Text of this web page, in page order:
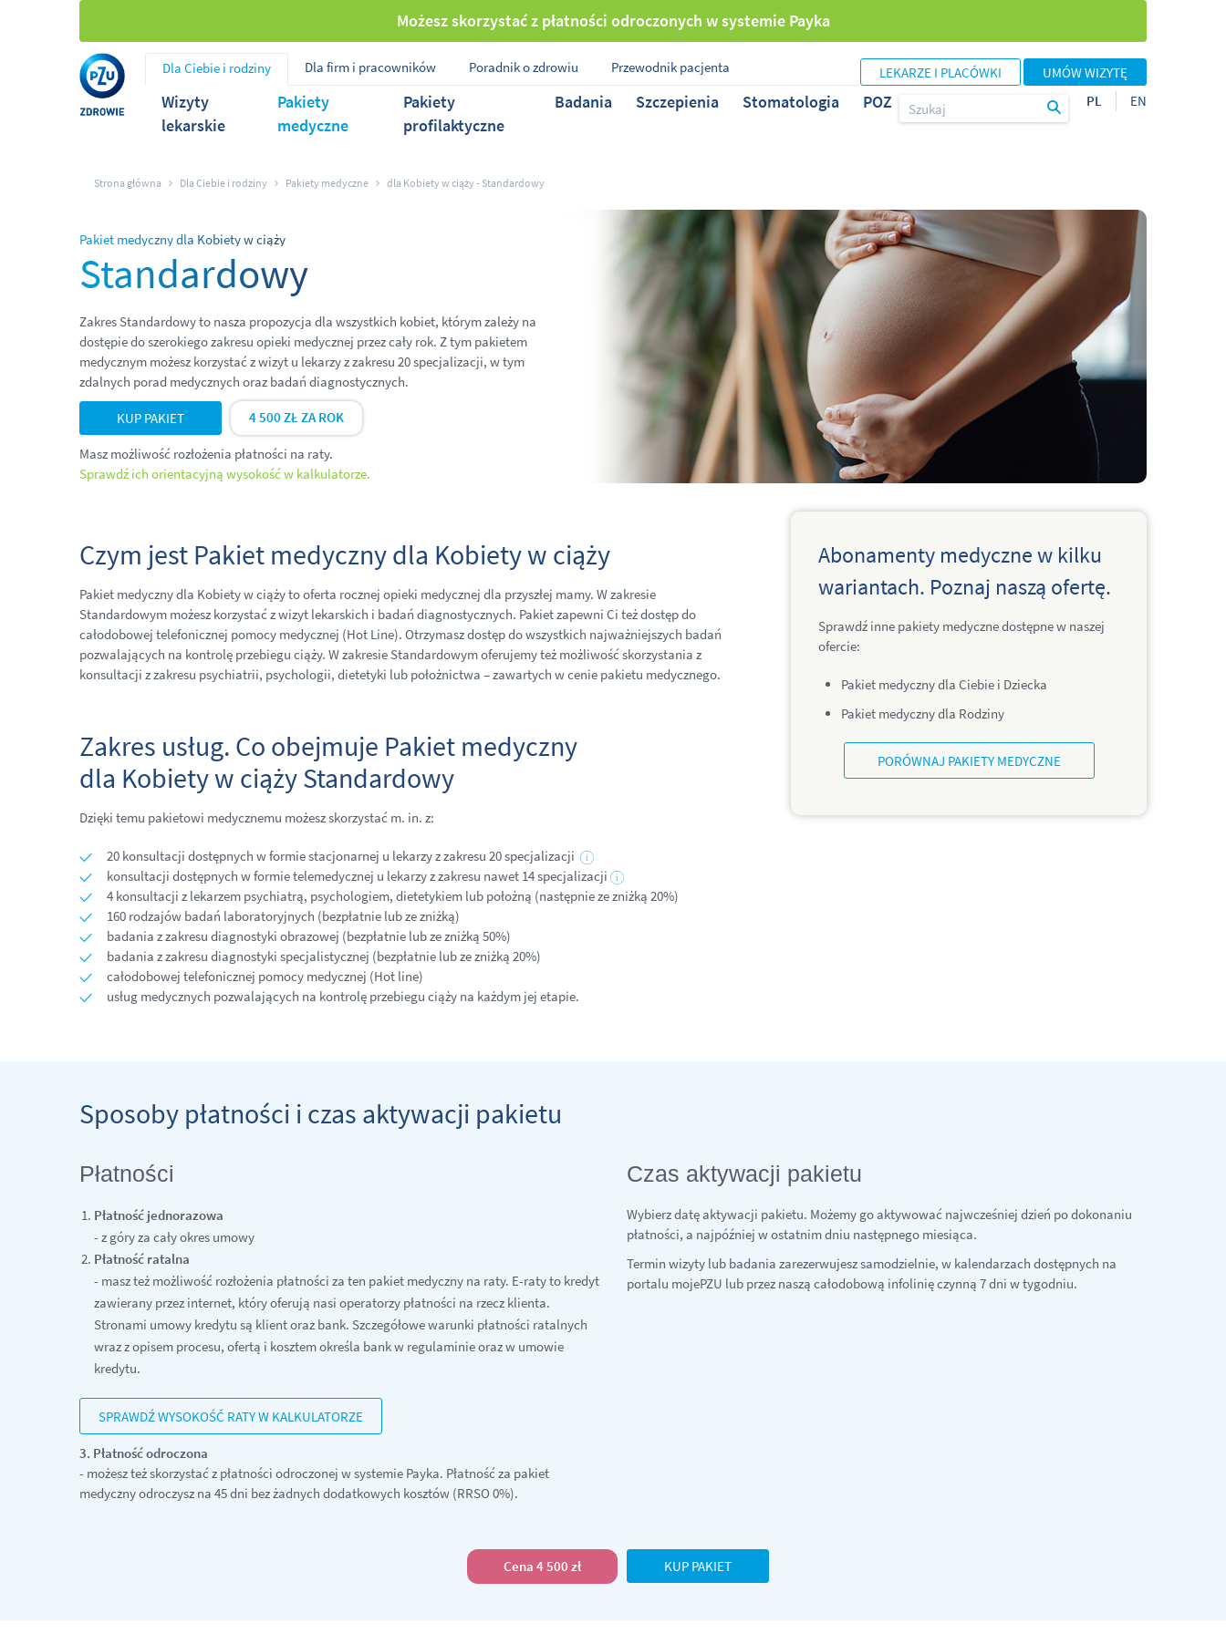
Możesz skorzystać z płatności odroczonych w systemie Payka
Dla Ciebie i rodziny Dla firm i pracowników Poradnik o zdrowiu Przewodnik pacjenta LEKARZE I PLACÓWKI UMÓW WIZYTĘ
Wizyty
lekarskie
Pakiety
medyczne
Pakiety
profilaktyczne
Badania Szczepienia Stomatologia POZ PL EN
Strona główna Dla Ciebie i rodziny Pakiety medyczne dla Kobiety w ciąży - Standardowy
Pakiet medyczny dla Kobiety w ciąży
Standardowy
Zakres Standardowy to nasza propozycja dla wszystkich kobiet, którym zależy na
dostępie do szerokiego zakresu opieki medycznej przez cały rok. Z tym pakietem
medycznym możesz korzystać z wizyt u lekarzy z zakresu 20 specjalizacji, w tym
zdalnych porad medycznych oraz badań diagnostycznych.
KUP PAKIET 4 500 ZŁ ZA ROK
Masz możliwość rozłożenia płatności na raty.
Sprawdź ich orientacyjną wysokość w kalkulatorze.
Czym jest Pakiet medyczny dla Kobiety w ciąży
Pakiet medyczny dla Kobiety w ciąży to oferta rocznej opieki medycznej dla przyszłej mamy. W zakresie
Standardowym możesz korzystać z wizyt lekarskich i badań diagnostycznych. Pakiet zapewni Ci też dostęp do
całodobowej telefonicznej pomocy medycznej (Hot Line). Otrzymasz dostęp do wszystkich najważniejszych badań
pozwalających na kontrolę przebiegu ciąży. W zakresie Standardowym oferujemy też możliwość skorzystania z
konsultacji z zakresu psychiatrii, psychologii, dietetyki lub położnictwa – zawartych w cenie pakietu medycznego.
Zakres usług. Co obejmuje Pakiet medyczny
dla Kobiety w ciąży Standardowy
Dzięki temu pakietowi medycznemu możesz skorzystać m. in. z:
20 konsultacji dostępnych w formie stacjonarnej u lekarzy z zakresu 20 specjalizacji
konsultacji dostępnych w formie telemedycznej u lekarzy z zakresu nawet 14 specjalizacji
4 konsultacji z lekarzem psychiatrą, psychologiem, dietetykiem lub położną (następnie ze zniżką 20%)
160 rodzajów badań laboratoryjnych (bezpłatnie lub ze zniżką)
badania z zakresu diagnostyki obrazowej (bezpłatnie lub ze zniżką 50%)
badania z zakresu diagnostyki specjalistycznej (bezpłatnie lub ze zniżką 20%)
całodobowej telefonicznej pomocy medycznej (Hot line)
usług medycznych pozwalających na kontrolę przebiegu ciąży na każdym jej etapie.
Abonamenty medyczne w kilku
wariantach. Poznaj naszą ofertę.
Sprawdź inne pakiety medyczne dostępne w naszej
ofercie:
Pakiet medyczny dla Ciebie i Dziecka
Pakiet medyczny dla Rodziny
PORÓWNAJ PAKIETY MEDYCZNE
Sposoby płatności i czas aktywacji pakietu
Płatności
Płatność jednorazowa
- z góry za cały okres umowy
Płatność ratalna
- masz też możliwość rozłożenia płatności za ten pakiet medyczny na raty. E-raty to kredyt
zawierany przez internet, który oferują nasi operatorzy płatności na rzecz klienta.
Stronami umowy kredytu są klient oraz bank. Szczegółowe warunki płatności ratalnych
wraz z opisem procesu, ofertą i kosztem określa bank w regulaminie oraz w umowie
kredytu.
SPRAWDŹ WYSOKOŚĆ RATY W KALKULATORZE
3. Płatność odroczona
- możesz też skorzystać z płatności odroczonej w systemie Payka. Płatność za pakiet
medyczny odroczysz na 45 dni bez żadnych dodatkowych kosztów (RRSO 0%).
Czas aktywacji pakietu
Wybierz datę aktywacji pakietu. Możemy go aktywować najwcześniej dzień po dokonaniu
płatności, a najpóźniej w ostatnim dniu następnego miesiąca.
Termin wizyty lub badania zarezerwujesz samodzielnie, w kalendarzach dostępnych na
portalu mojePZU lub przez naszą całodobową infolinię czynną 7 dni w tygodniu.
Cena 4 500 zł KUP PAKIET